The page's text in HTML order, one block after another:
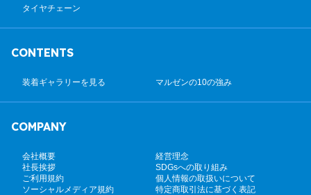
タイヤチェーン
CONTENTS
装着ギャラリーを見る マルゼンの10の強み
COMPANY
会社概要
経営理念
社長挨拶
SDGsへの取り組み
ご利用規約
個人情報の取扱いについて
ソーシャルメディア規約
特定商取引法に基づく表記